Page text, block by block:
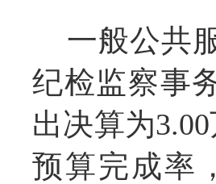
一般公共
纪检监察事
出决算为
预算完成率